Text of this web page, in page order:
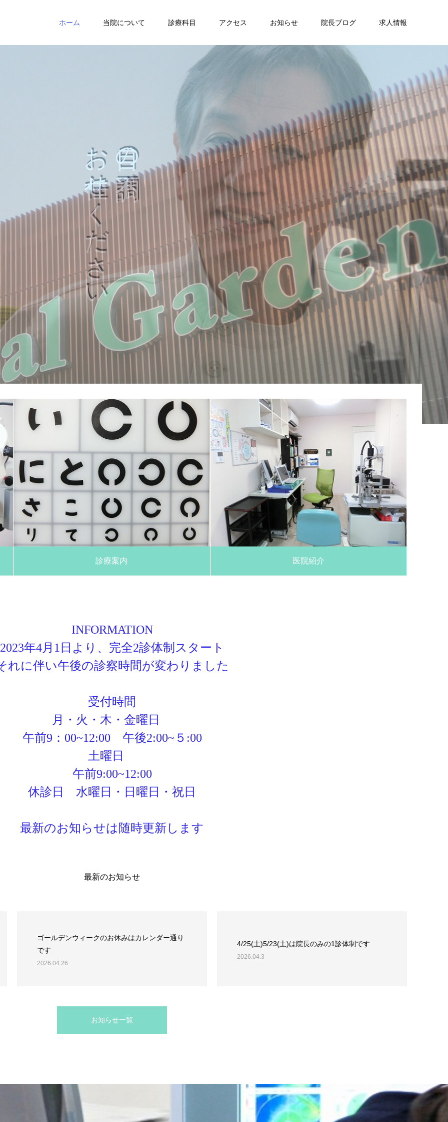
ホーム 当院について 診療科目 アクセス お知らせ 院長ブログ 求人情報
狭山ヶ丘駅西口
徒歩１分
診療案内 医院紹介
INFORMATION
2023年4月1日より、完全2診体制スタート
れに伴い午後の診察時間が変わりました
受付時間
月・火・木・金曜日
午前9：00~12:00 午後2:00~５:00
土曜日
午前9:00~12:00
休診日 水曜日・日曜日・祝日
最新のお知らせは随時更新します
最新のお知らせ
ゴールデンウィークのお休みはカレンダー通り
です
2026.04.26
4/25(土)5/23(土)は院長のみの1診体制です
2026.04.3
お知らせ一覧